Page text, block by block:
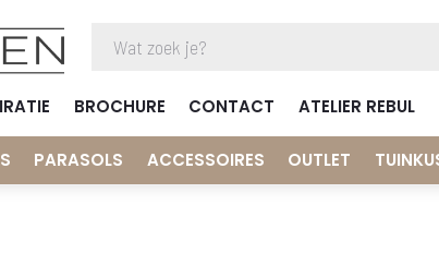
BROCHURE CONTACT ATELIER REBUL
PARASOLS ACCESSOIRES OUTLET